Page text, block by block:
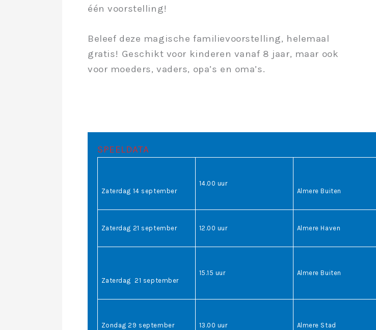
één voorstelling!
Beleef deze magische familievoorstelling, helemaal
gratis! Geschikt voor kinderen vanaf 8 jaar, maar ook
voor moeders, vaders, opa’s en oma’s.
SPEELDATA
Zaterdag 14 september
14.00 uur
Almere Buiten
Zaterdag 21 september 12.00 uur Almere Haven
Zaterdag 21 september
15.15 uur Almere Buiten
Zondag 29 september 13.00 uur Almere Stad